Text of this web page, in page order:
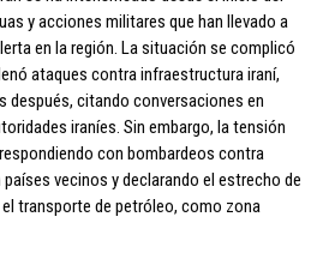
y acciones militares que han llevado a
en la región. La situación se complicó
ataques contra infraestructura iraní,
después, citando conversaciones en
iraníes. Sin embargo, la tensión
con bombardeos contra
vecinos y declarando el estrecho de
el transporte de petróleo, como zona